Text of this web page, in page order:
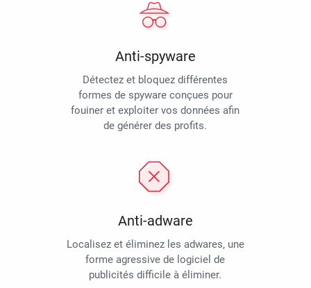
Anti-spyware
Détectez et bloquez différentes
formes de spyware conçues pour
fouiner et exploiter vos données afin
de générer des profits.
Anti-adware
Localisez et éliminez les adwares, une
forme agressive de logiciel de
publicités difficile à éliminer.